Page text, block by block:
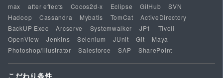
max
after effects Cocos2d-x Eclipse GitHub
SVN
Hadoop
Cassandra Mybatis TomCat
ActiveDirectory
BackUP Exec
Arcserve Systemwalker JP1
Tivoli
OpenView
Jenkins Selenium JUnit Git
Maya
Photoshop/illustrator
Salesforce SAP SharePoint
こだわり条件